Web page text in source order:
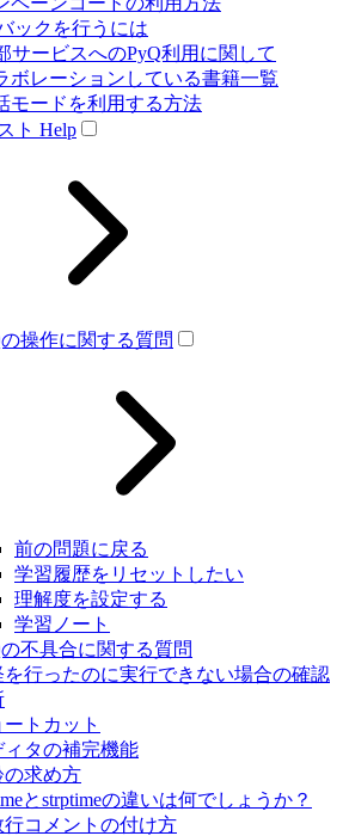
ックを行うには
サービスへのPyQ利用に関して
ボレーションしている書籍一覧
モードを利用する方法
ト Help
操作に関する質問
前の問題に戻る
学習履歴をリセットしたい
理解度を設定する
学習ノート
不具合に関する質問
を行ったのに実行できない場合の確認
ートカット
ィタの補完機能
の求め方
とstrptimeの違いは何でしょうか？
行コメントの付け方